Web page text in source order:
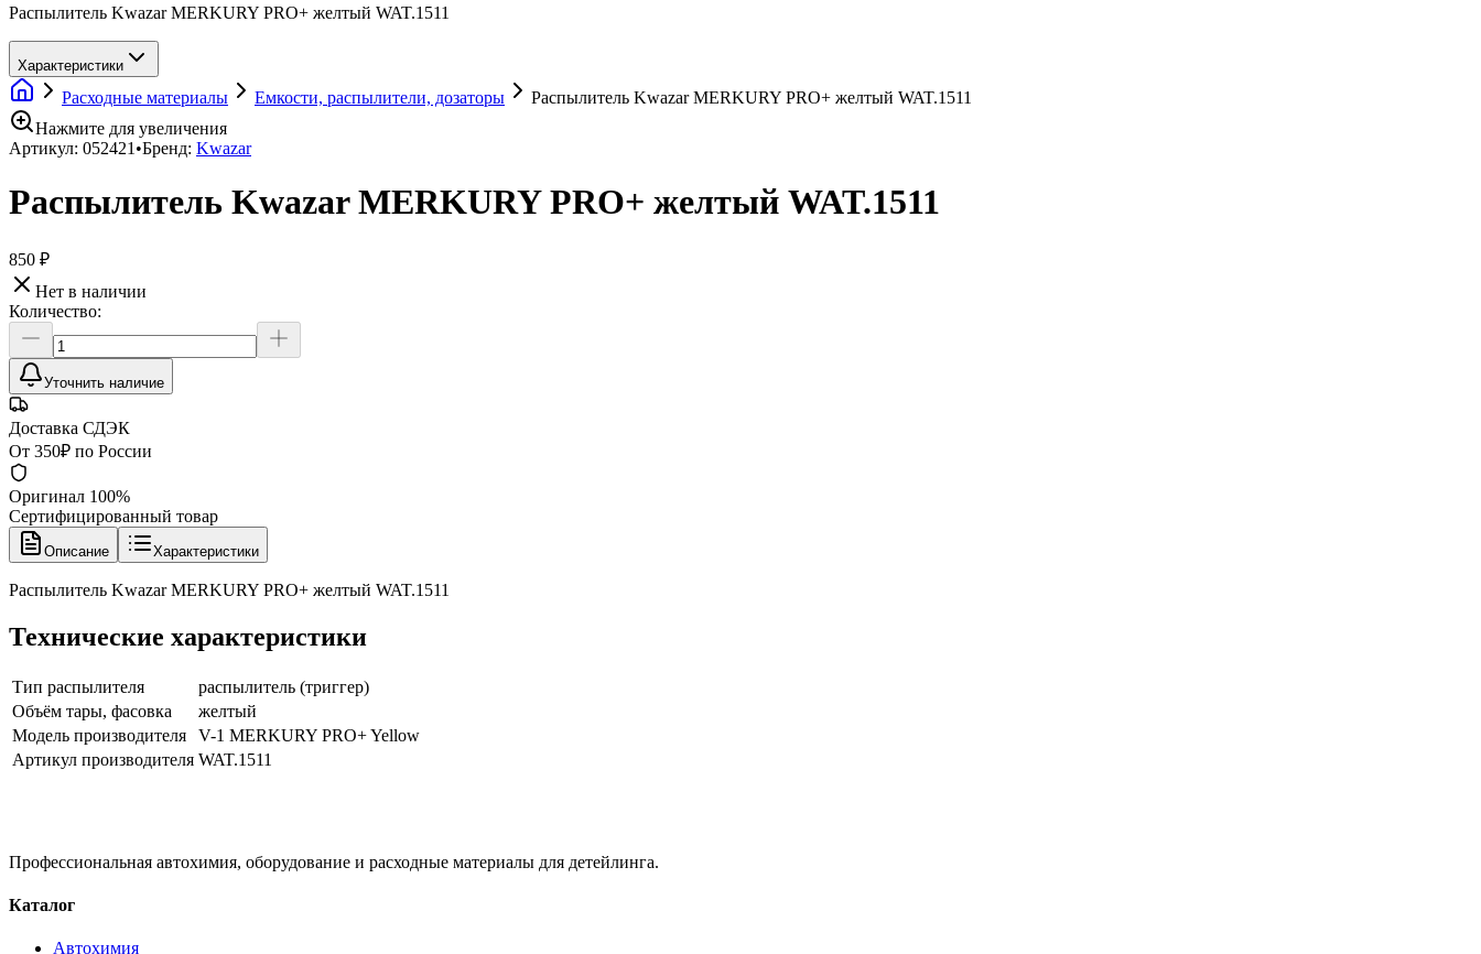
Распылитель Kwazar MERKURY PRO+ желтый WAT.1511
Характеристики
Расходные материалы Емкости, распылители, дозаторы
Распылитель Kwazar MERKURY PRO+ желтый WAT.1511
Нажмите для увеличения
Артикул: 052421 •Бренд: Kwazar
Распылитель Kwazar MERKURY PRO+ желтый WAT.1511
850 ₽
Нет в наличии
Количество:
Уточнить наличие
Доставка СДЭК
От 350₽ по России
Оригинал 100%
Сертифицированный товар
Описание Характеристики
Распылитель Kwazar MERKURY PRO+ желтый WAT.1511
Технические характеристики
Тип распылителя
распылитель (триггер)
Объём тары, фасовка
желтый
Модель производителя
V-1 MERKURY PRO+ Yellow
Артикул производителя WAT.1511
Профессиональная автохимия, оборудование и расходные материалы для детейлинга.
Каталог
Автохимия